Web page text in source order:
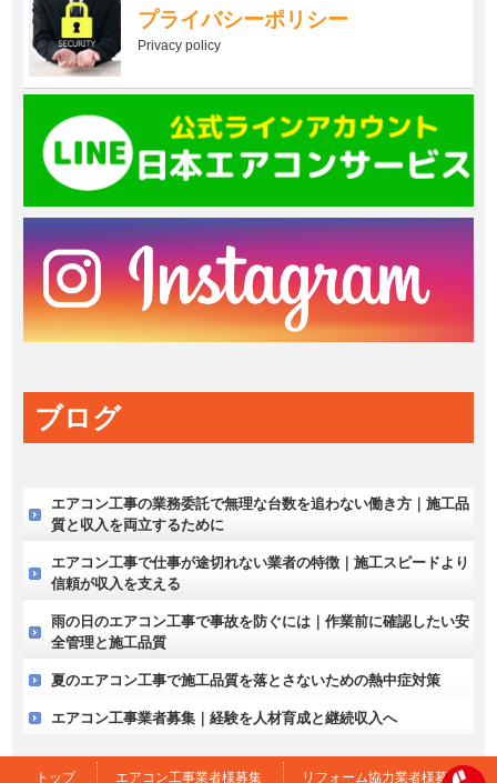
プライバシーポリシー
Privacy policy
ブログ
エアコン工事の業務委託で無理な台数を追わない働き方｜施工品
質と収入を両立するために
エアコン工事で仕事が途切れない業者の特徴｜施工スピードより
信頼が収入を支える
雨の日のエアコン工事で事故を防ぐには｜作業前に確認したい安
全管理と施工品質
夏のエアコン工事で施工品質を落とさないための熱中症対策
エアコン工事業者募集｜経験を人材育成と継続収入へ
トップ エアコン工事業者様募集 リフォーム協力業者様募集